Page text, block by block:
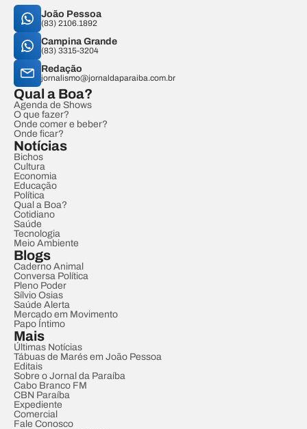
João Pessoa
(83) 2106.1892
Campina Grande
(83) 3315-3204
Redação
jornalismo@jornaldaparaiba.com.br
Qual a Boa?
Agenda de Shows
O que fazer?
Onde comer e beber?
Onde ficar?
Notícias
Bichos
Cultura
Economia
Educação
Política
Qual a Boa?
Cotidiano
Saúde
Tecnologia
Meio Ambiente
Blogs
Caderno Animal
Conversa Política
Pleno Poder
Sílvio Osias
Saúde Alerta
Mercado em Movimento
Papo Íntimo
Mais
Últimas Notícias
Tábuas de Marés em João Pessoa
Editais
Sobre o Jornal da Paraíba
Cabo Branco FM
CBN Paraíba
Expediente
Comercial
Fale Conosco